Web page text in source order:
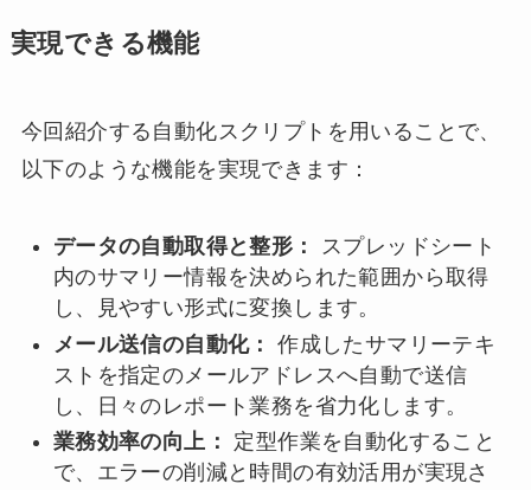
実現できる機能
今回紹介する自動化スクリプトを用いることで、
以下のような機能を実現できます：
データの自動取得と整形：
スプレッドシート
内のサマリー情報を決められた範囲から取得
し、見やすい形式に変換します。
メール送信の自動化：
作成したサマリーテキ
ストを指定のメールアドレスへ自動で送信
し、日々のレポート業務を省力化します。
業務効率の向上：
定型作業を自動化すること
で、エラーの削減と時間の有効活用が実現さ